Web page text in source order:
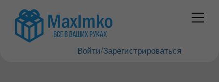
Войти/Зарегистрироваться